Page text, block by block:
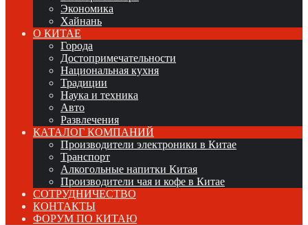
Экономика
Хайнань
О КИТАЕ
Города
Достопримечательности
Национальная кухня
Традиции
Наука и техника
Авто
Развлечения
КАТАЛОГ КОМПАНИЙ
Производители электроники в Китае
Транспорт
Алкогольные напитки Китая
Производители чая и кофе в Китае
СОТРУДНИЧЕСТВО
КОНТАКТЫ
ФОРУМ ПО КИТАЮ